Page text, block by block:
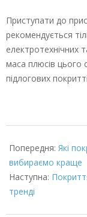
Приступати до
рекомендується
електротехнічних
маса плюсів
підлогових
07-
05
Попередня: Які
вибираємо краще
Наступна:
тренді